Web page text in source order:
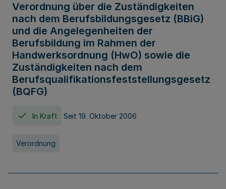
Verordnung über die Zuständigkeiten
nach dem Berufsbildungsgesetz (BBiG)
und die Angelegenheiten der
Berufsbildung im Rahmen der
Handwerksordnung (HwO) sowie die
Zuständigkeiten nach dem
Berufsqualifikationsfeststellungsgesetz
(BQFG)
In Kraft Seit 19. Oktober 2006
Verordnung